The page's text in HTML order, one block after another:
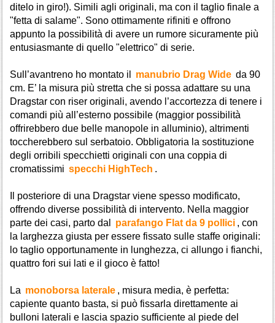
ditelo in giro!). Simili agli originali, ma con il taglio finale a
"fetta di salame". Sono ottimamente rifiniti e offrono
appunto la possibilità di avere un rumore sicuramente più
entusiasmante di quello "elettrico" di serie.
Sull’avantreno ho montato il manubrio Drag Wide da 90
cm. E’ la misura più stretta che si possa adattare su una
Dragstar con riser originali, avendo l’accortezza di tenere i
comandi più all’esterno possibile (maggior possibilità
offrirebbero due belle manopole in alluminio), altrimenti
toccherebbero sul serbatoio. Obbligatoria la sostituzione
degli orribili specchietti originali con una coppia di
cromatissimi specchi HighTech .
Il posteriore di una Dragstar viene spesso modificato,
offrendo diverse possibilità di intervento. Nella maggior
parte dei casi, parto dal
parafango Flat da 9 pollici , con
la larghezza giusta per essere fissato sulle staffe originali:
lo taglio opportunamente in lunghezza, ci allungo i fianchi,
quattro fori sui lati e il gioco è fatto!
La monoborsa laterale , misura media, è perfetta:
capiente quanto basta, si può fissarla direttamente ai
bulloni laterali e lascia spazio sufficiente al piede del